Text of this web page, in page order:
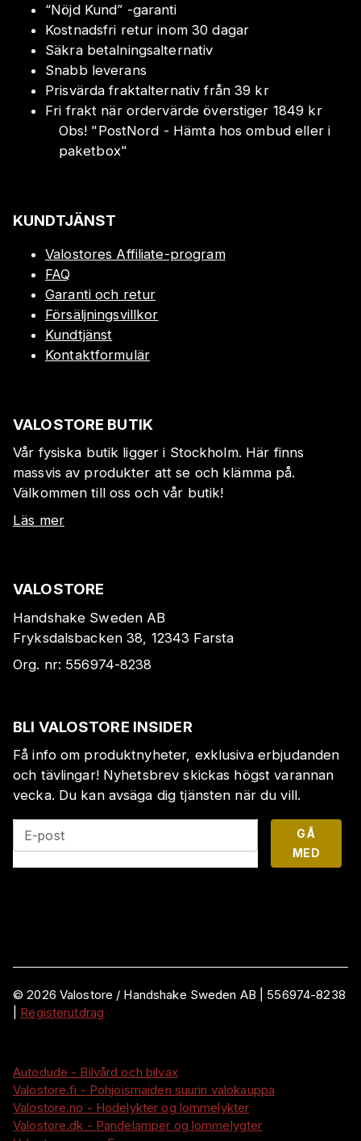
“Nöjd Kund” -garanti
Kostnadsfri retur inom 30 dagar
Säkra betalningsalternativ
Snabb leverans
Prisvärda fraktalternativ från 39 kr
Fri frakt när ordervärde överstiger 1849 kr
Obs! "PostNord - Hämta hos ombud eller i
paketbox"
KUNDTJÄNST
Valostores Affiliate-program
FAQ
Garanti och retur
Försäljningsvillkor
Kundtjänst
Kontaktformulär
VALOSTORE BUTIK
Vår fysiska butik ligger i Stockholm. Här finns
massvis av produkter att se och klämma på.
Välkommen till oss och vår butik!
Läs mer
VALOSTORE
Handshake Sweden AB
Fryksdalsbacken 38, 12343 Farsta
Org. nr: 556974-8238
BLI VALOSTORE INSIDER
Få info om produktnyheter, exklusiva erbjudanden
och tävlingar! Nyhetsbrev skickas högst varannan
vecka. Du kan avsäga dig tjänsten när du vill.
E-post
GÅ
MED
©2026 Valostore / Handshake Sweden AB
556974-8238
Registerutdrag
Autodude - Bilvård och bilvax
Valostore.fi - Pohjoismaiden suurin valokauppa
Valostore.no - Hodelykter og lommelykter
Valostore.dk - Pandelamper og lommelygter